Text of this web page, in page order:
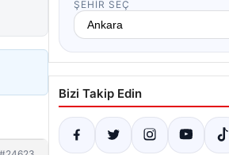
ŞEHIR SEÇ
Bizi Takip Edin